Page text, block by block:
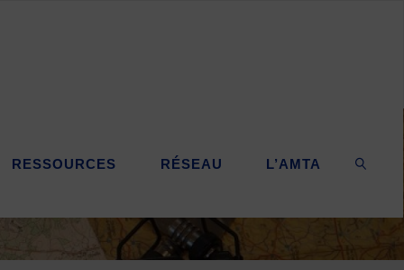
RESSOURCES RÉSEAU L’AMTA